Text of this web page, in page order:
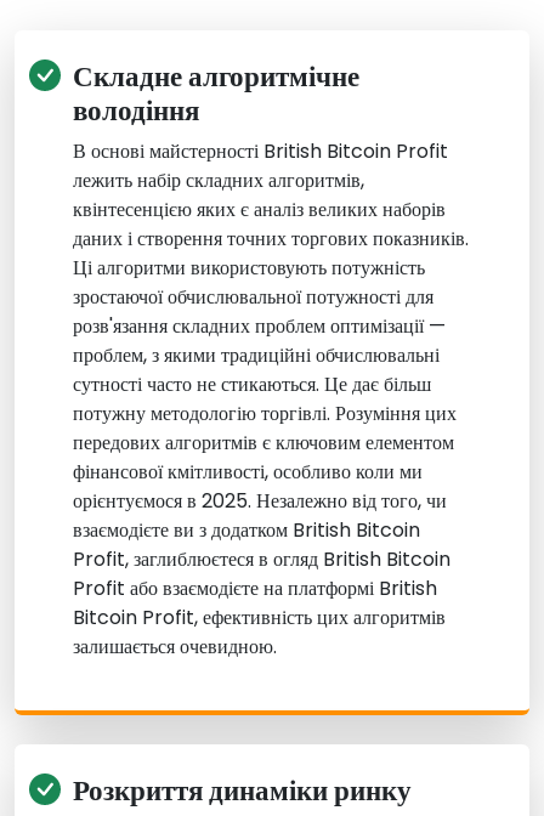
Складне алгоритмічне
володіння
В основі майстерності British Bitcoin Profit
лежить набір складних алгоритмів,
квінтесенцією яких є аналіз великих наборів
даних і створення точних торгових показників.
Ці алгоритми використовують потужність
зростаючої обчислювальної потужності для
розв'язання складних проблем оптимізації —
проблем, з якими традиційні обчислювальні
сутності часто не стикаються. Це дає більш
потужну методологію торгівлі. Розуміння цих
передових алгоритмів є ключовим елементом
фінансової кмітливості, особливо коли ми
орієнтуємося в 2025. Незалежно від того, чи
взаємодієте ви з додатком British Bitcoin
Profit, заглиблюєтеся в огляд British Bitcoin
Profit або взаємодієте на платформі British
Bitcoin Profit, ефективність цих алгоритмів
залишається очевидною.
Розкриття динаміки ринку